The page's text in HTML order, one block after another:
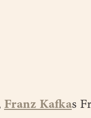
Franz Kafkas